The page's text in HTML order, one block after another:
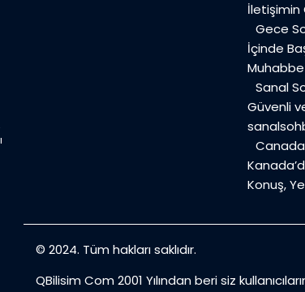
İletişimin
Gece
İçinde
Sanal
Güvenli
Konuş,
© 2024. Tüm hakları saklıdır.
QBilisim Com 2001 Yılından beri siz